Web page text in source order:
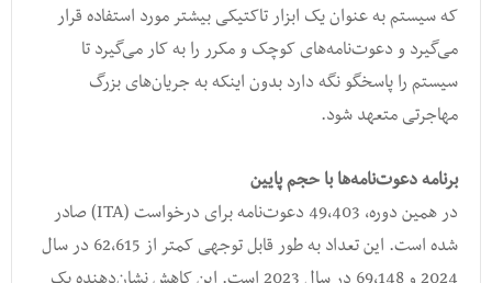
که سیستم به عنوان یک ابزار تاکتیکی بیشتر مورد استفاده قرار
می‌گیرد و دعوت‌نامه‌های کوچک و مکرر را به کار می‌گیرد تا
سیستم را پاسخگو نگه دارد بدون اینکه به جریان‌های بزرگ
مهاجرتی متعهد شود.
برنامه دعوت‌نامه‌ها با حجم پایین
در همین دوره، 49,403 دعوت‌نامه برای درخواست (ITA) صادر
شده است. این تعداد به طور قابل توجهی کمتر از 62,615 در سال